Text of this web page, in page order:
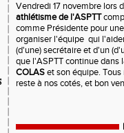
Vendredi 17 novembre lors
athlétisme de l'ASPTT
comme Présidente pour
organiser l'équipe qui
(d'une) secrétaire et d'un
que l'ASPTT continue dans
COLASet son équipe.
reste à nos cotés, et bon